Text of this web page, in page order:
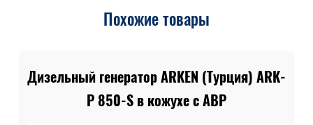
Похожие товары
Дизельный генератор ARKEN (Турция) ARK-
P 850-S в кожухе c АВР